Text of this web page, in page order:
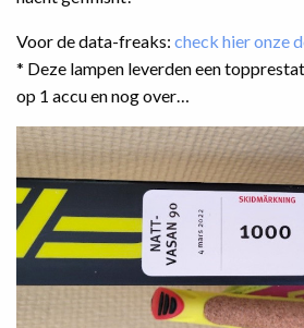
Voor de data-freaks: check hier onze
* Deze lampen leverden een
op 1 accu en nog over…